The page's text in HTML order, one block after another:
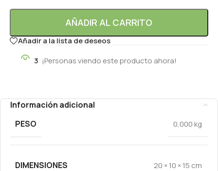
AÑADIR AL CARRITO
Añadir a la lista de deseos
3 ¡Personas viendo este producto ahora!
Información adicional
PESO
0,000 kg
DIMENSIONES 20 × 10 × 15 cm